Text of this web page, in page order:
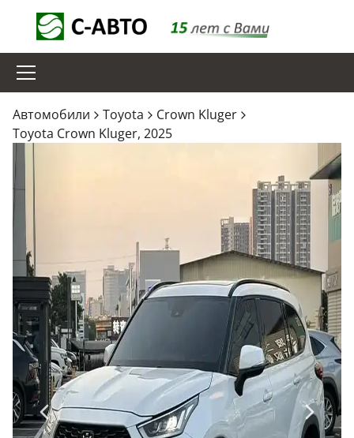
Aвтомобили Toyota
Crown Kluger
Toyota Crown Kluger, 2025